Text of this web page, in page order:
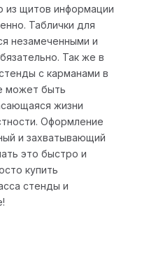
из щитов информации
Таблички для
незамеченными и
Так же в
с карманами в
может быть
жизни
Оформление
и захватывающий
это быстро и
купить
стенды и